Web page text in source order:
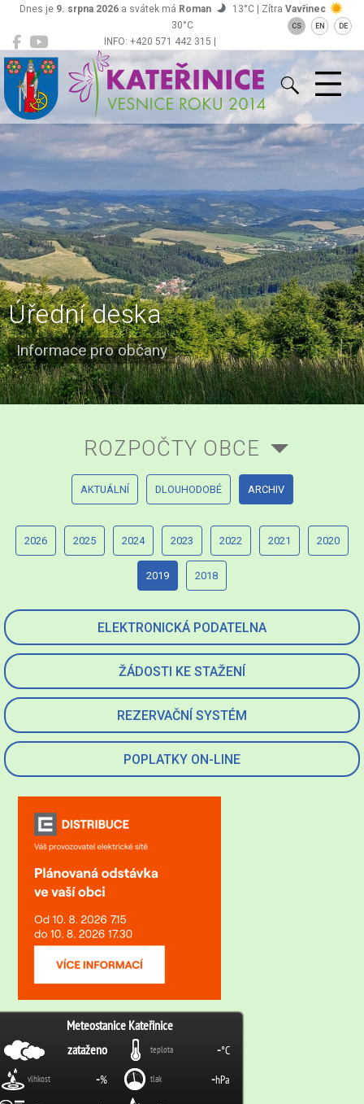
INFO: +420 571 442 315 |
ou@obeckaterinice.cz
Dnes je 9. srpna 2026 a svátek má Roman 13°C | Zítra Vavřinec
30°C
CS EN DE
Kateřinice
Úřední deska
Informace pro občany
ELEKTRONICKÁ PODATELNA
ŽÁDOSTI KE STAŽENÍ
REZERVAČNÍ SYSTÉM
POPLATKY ON-LINE
ROZPOČTY OBCE
AKTUÁLNÍ DLOUHODOBÉ ARCHIV
2026 2025 2024 2023 2022 2021 2020
2019 2018